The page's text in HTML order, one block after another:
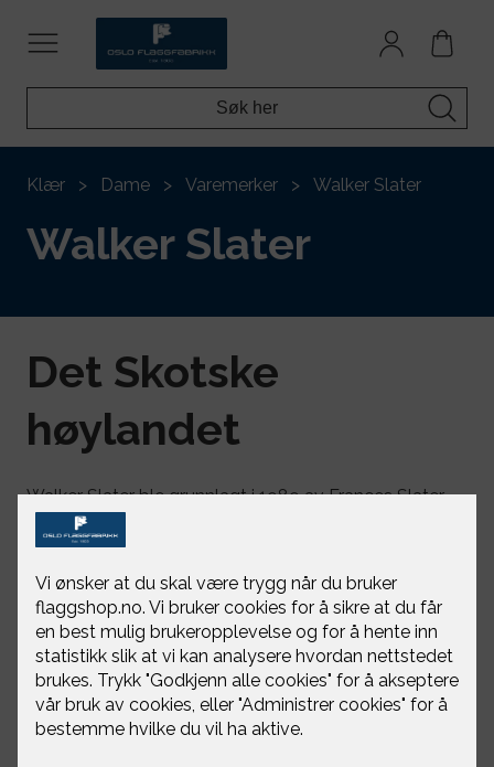
Klær Dame Varemerker Walker Slater
Walker Slater
Det Skotske
høylandet
Walker Slater ble grunnlagt i 1989 av Frances Slater
og Paul Walker og produserer klassiske klær med "en
smak" av Skottland. Dette er plagg i skotsk tweed og
Vi er stolte av å være de eneste i Norge som kan tilby
de flotte plaggene fra Walker Slater!